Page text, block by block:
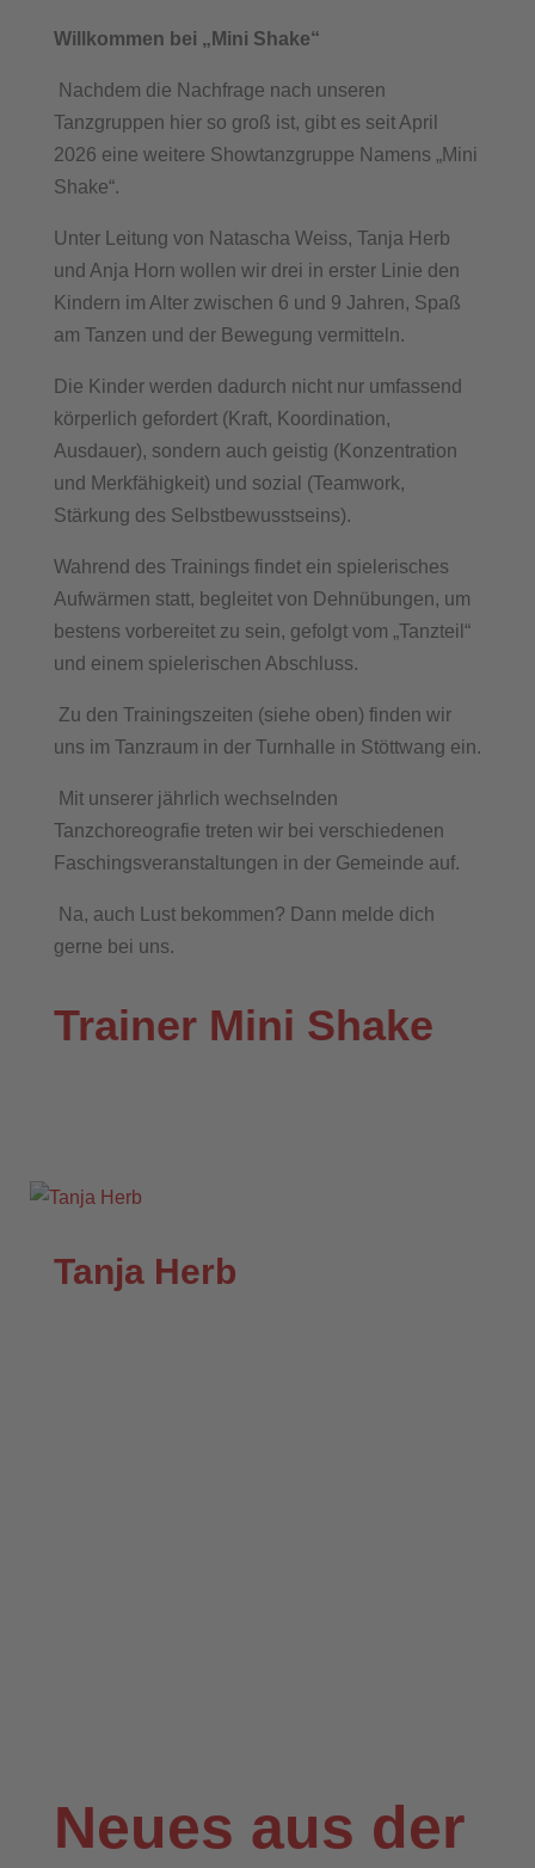
Willkommen bei „Mini Shake“
Nachdem die Nachfrage nach unseren
Tanzgruppen hier so groß ist, gibt es seit April
2026 eine weitere Showtanzgruppe Namens „Mini
Shake“.
Unter Leitung von Natascha Weiss, Tanja Herb
und Anja Horn wollen wir drei in erster Linie den
Kindern im Alter zwischen 6 und 9 Jahren, Spaß
am Tanzen und der Bewegung vermitteln.
Die Kinder werden dadurch nicht nur umfassend
körperlich gefordert (Kraft, Koordination,
Ausdauer), sondern auch geistig (Konzentration
und Merkfähigkeit) und sozial (Teamwork,
Stärkung des Selbstbewusstseins).
Wahrend des Trainings findet ein spielerisches
Aufwärmen statt, begleitet von Dehnübungen, um
bestens vorbereitet zu sein, gefolgt vom „Tanzteil“
und einem spielerischen Abschluss.
Zu den Trainingszeiten (siehe oben) finden wir
uns im Tanzraum in der Turnhalle in Stöttwang ein.
Mit unserer jährlich wechselnden
Tanzchoreografie treten wir bei verschiedenen
Faschingsveranstaltungen in der Gemeinde auf.
Na, auch Lust bekommen? Dann melde dich
gerne bei uns.
Trainer Mini Shake
Tanja Herb
Neues aus der